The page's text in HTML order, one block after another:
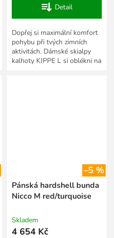
Detail
Dopřej si maximální komfort
pohybu při tvých zimních
aktivitách. Dámské skialpy
kalhoty KIPPE L si oblékni na
–5 %
Pánská hardshell bunda
Nicco M red/turquoise
Skladem
4 654 Kč